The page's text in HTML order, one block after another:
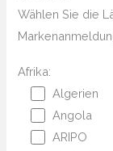
Wählen Sie die
Afrika:
Algerien
Angola
ARIPO